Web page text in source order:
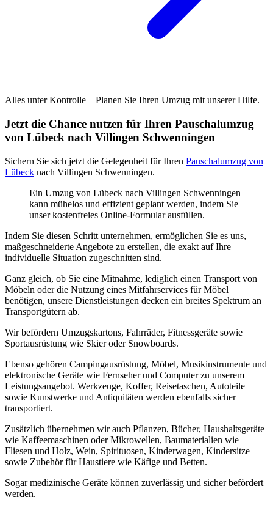
Alles unter Kontrolle – Planen Sie Ihren Umzug mit unserer Hilfe.
Jetzt die Chance nutzen für Ihren Pauschalumzug
von Lübeck nach Villingen Schwenningen⁠
Sichern Sie sich jetzt die Gelegenheit für Ihren Pauschalumzug von
Lübeck nach Villingen Schwenningen⁠.
Ein Umzug von Lübeck nach Villingen Schwenningen⁠
kann mühelos und effizient geplant werden, indem Sie
unser kostenfreies Online-Formular ausfüllen.
Indem Sie diesen Schritt unternehmen, ermöglichen Sie es uns,
maßgeschneiderte Angebote zu erstellen, die exakt auf Ihre
individuelle Situation zugeschnitten sind.
Ganz gleich, ob Sie eine Mitnahme, lediglich einen Transport von
Möbeln oder die Nutzung eines Mitfahrservices für Möbel
benötigen, unsere Dienstleistungen decken ein breites Spektrum an
Transportgütern ab.
Wir befördern Umzugskartons, Fahrräder, Fitnessgeräte sowie
Sportausrüstung wie Skier oder Snowboards.
Ebenso gehören Campingausrüstung, Möbel, Musikinstrumente und
elektronische Geräte wie Fernseher und Computer zu unserem
Leistungsangebot. Werkzeuge, Koffer, Reisetaschen, Autoteile
sowie Kunstwerke und Antiquitäten werden ebenfalls sicher
transportiert.
Zusätzlich übernehmen wir auch Pflanzen, Bücher, Haushaltsgeräte
wie Kaffeemaschinen oder Mikrowellen, Baumaterialien wie
Fliesen und Holz, Wein, Spirituosen, Kinderwagen, Kindersitze
sowie Zubehör für Haustiere wie Käfige und Betten.
Sogar medizinische Geräte können zuverlässig und sicher befördert
werden.